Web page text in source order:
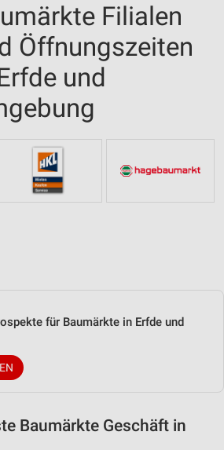
Filialen
Öffnungszeiten
und
für Baumärkte in Erfde und
Baumärkte Geschäft in